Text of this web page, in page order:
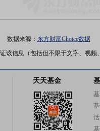
数据来源： 东方财富Choice数据
信息（包括但不限于文字、视